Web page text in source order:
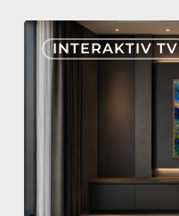
INTERAKTIV TV
Nonius
TV+
Samsung